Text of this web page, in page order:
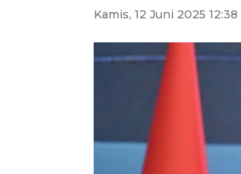
Kamis, 12 Juni 2025